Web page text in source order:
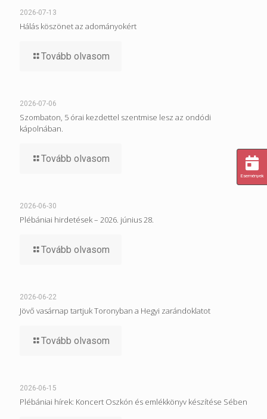
2026-07-13
Hálás köszönet az adományokért
Tovább olvasom
2026-07-06
Szombaton, 5 órai kezdettel szentmise lesz az ondódi
kápolnában.
Tovább olvasom
2026-06-30
Plébániai hirdetések – 2026. június 28.
Tovább olvasom
2026-06-22
Jövő vasárnap tartjuk Toronyban a Hegyi zarándoklatot
Tovább olvasom
2026-06-15
Plébániai hírek: Koncert Oszkón és emlékkönyv készítése Sében
Események